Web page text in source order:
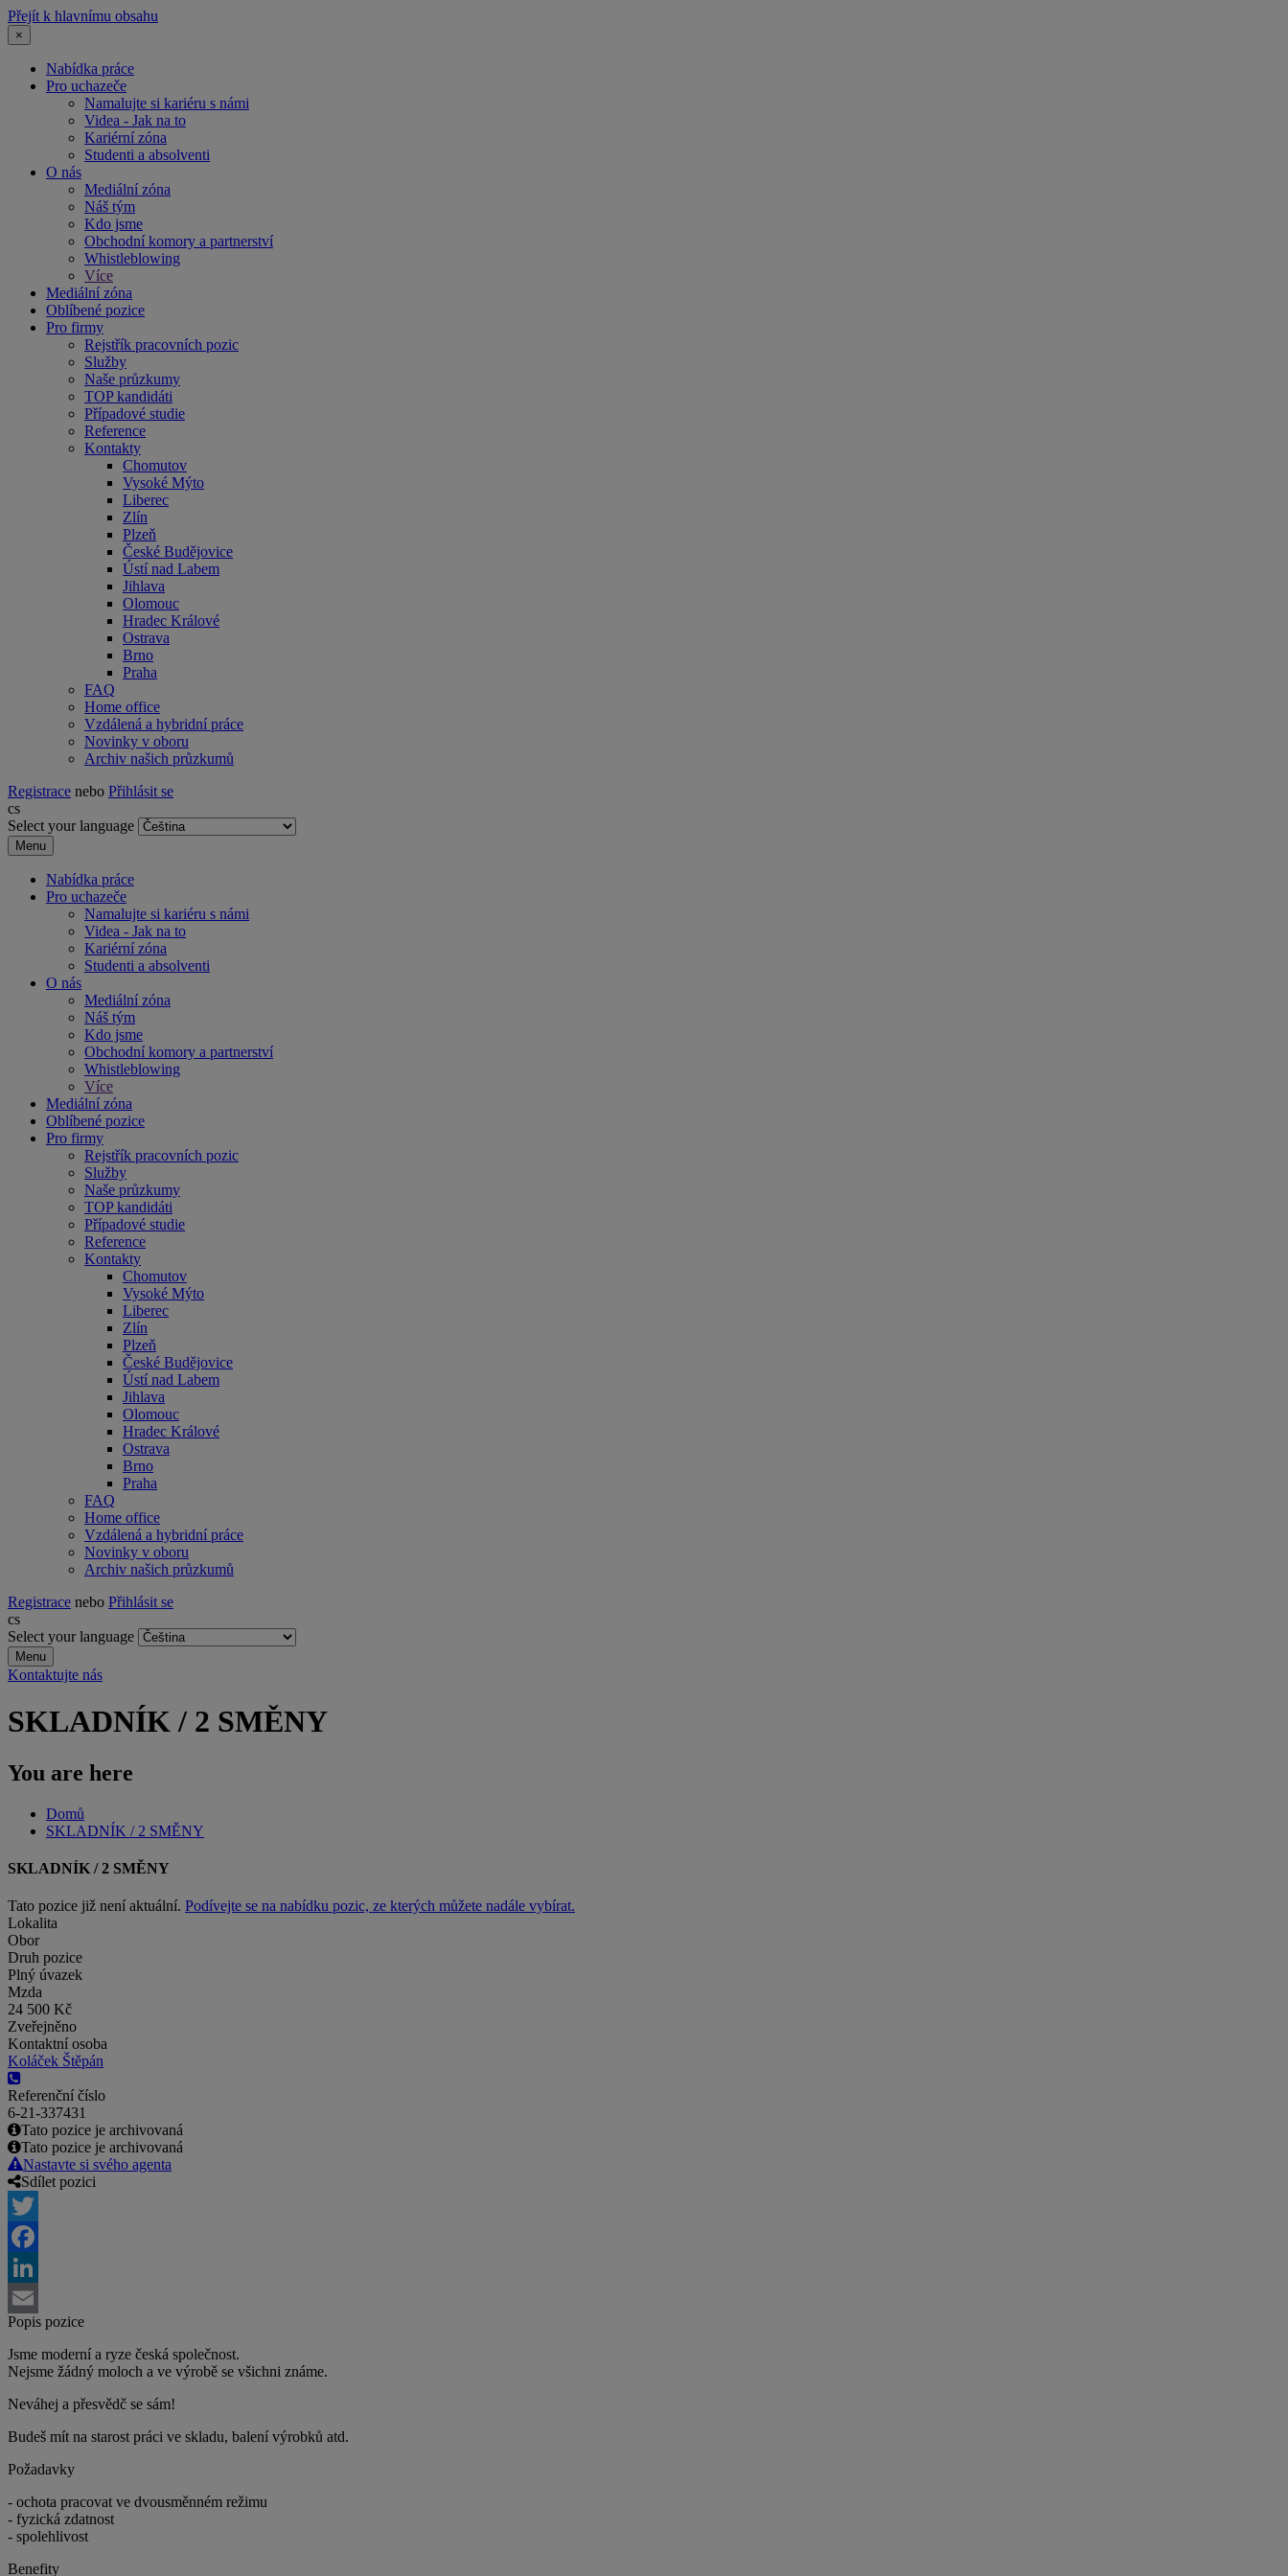
Přejít k hlavnímu obsahu
×
Nabídka práce
Pro uchazeče
Namalujte si kariéru s námi
Videa - Jak na to
Kariérní zóna
Studenti a absolventi
O nás
Mediální zóna
Náš tým
Kdo jsme
Obchodní komory a partnerství
Whistleblowing
Více
Mediální zóna
Oblíbené pozice
Pro firmy
Rejstřík pracovních pozic
Služby
Naše průzkumy
TOP kandidáti
Případové studie
Reference
Kontakty
Chomutov
Vysoké Mýto
Liberec
Zlín
Plzeň
České Budějovice
Ústí nad Labem
Jihlava
Olomouc
Hradec Králové
Ostrava
Brno
Praha
FAQ
Home office
Vzdálená a hybridní práce
Novinky v oboru
Archiv našich průzkumů
Registrace nebo Přihlásit se
cs
Select your language
Menu
Nabídka práce
Pro uchazeče
Namalujte si kariéru s námi
Videa - Jak na to
Kariérní zóna
Studenti a absolventi
O nás
Mediální zóna
Náš tým
Kdo jsme
Obchodní komory a partnerství
Whistleblowing
Více
Mediální zóna
Oblíbené pozice
Pro firmy
Rejstřík pracovních pozic
Služby
Naše průzkumy
TOP kandidáti
Případové studie
Reference
Kontakty
Chomutov
Vysoké Mýto
Liberec
Zlín
Plzeň
České Budějovice
Ústí nad Labem
Jihlava
Olomouc
Hradec Králové
Ostrava
Brno
Praha
FAQ
Home office
Vzdálená a hybridní práce
Novinky v oboru
Archiv našich průzkumů
Registrace nebo Přihlásit se
cs
Select your language
Menu
Kontaktujte nás
SKLADNÍK / 2 SMĚNY
You are here
Domů
SKLADNÍK / 2 SMĚNY
SKLADNÍK / 2 SMĚNY
Tato pozice již není aktuální. Podívejte se na nabídku pozic, ze kterých můžete nadále vybírat.
Lokalita
Obor
Druh pozice
Plný úvazek
Mzda
24 500 Kč
Zveřejněno
Kontaktní osoba
Koláček Štěpán
Referenční číslo
6-21-337431
Tato pozice je archivovaná
Tato pozice je archivovaná
Nastavte si svého agenta
Sdílet pozici
Twitter
Facebook
LinkedIn
Email
Popis pozice
Jsme moderní a ryze česká společnost.
Nejsme žádný moloch a ve výrobě se všichni známe.
Neváhej a přesvědč se sám!
Budeš mít na starost práci ve skladu, balení výrobků atd.
Požadavky
- ochota pracovat ve dvousměnném režimu
- fyzická zdatnost
- spolehlivost
Benefity